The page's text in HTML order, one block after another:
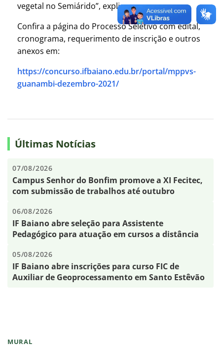
MURAL
vegetal no Semiárido”, explica.
Confira a página do Processo Seletivo com edital,
cronograma, requerimento de inscrição e outros
anexos em:
https://concurso.ifbaiano.edu.br/portal/mppvs-
guanambi-dezembro-2021/
Últimas Notícias
07/08/2026
Campus Senhor do Bonfim promove a XI Fecitec,
com submissão de trabalhos até outubro
06/08/2026
IF Baiano abre seleção para Assistente
Pedagógico para atuação em cursos a distância
05/08/2026
IF Baiano abre inscrições para curso FIC de
Auxiliar de Geoprocessamento em Santo Estêvão